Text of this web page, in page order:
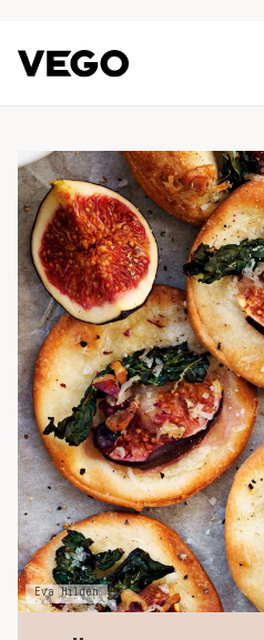
Eva Hildén